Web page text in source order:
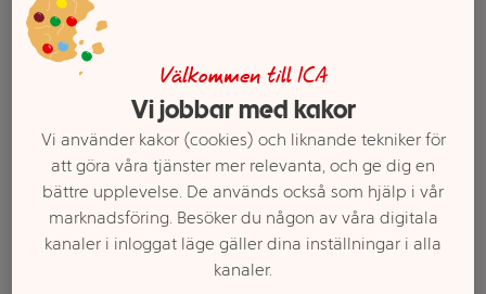
Välkommen till ICA
Vi jobbar med kakor
Vi använder kakor (cookies) och liknande tekniker för
att göra våra tjänster mer relevanta, och ge dig en
bättre upplevelse. De används också som hjälp i vår
marknadsföring. Besöker du någon av våra digitala
kanaler i inloggat läge gäller dina inställningar i alla
kanaler.